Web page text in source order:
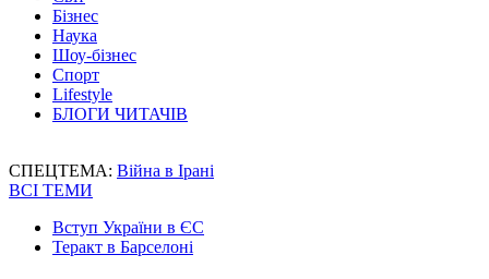
Бізнес
Наука
Шоу-бізнес
Спорт
Lifestyle
БЛОГИ ЧИТАЧІВ
СПЕЦТЕМА: Війна в Ірані
ВСІ ТЕМИ
Вступ України в ЄС
Теракт в Барселоні